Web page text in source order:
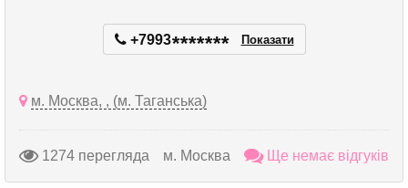
+7993******* Показати
м. Москва, , (м. Таганська)
1274 перегляда м. Москва Ще немає відгуків